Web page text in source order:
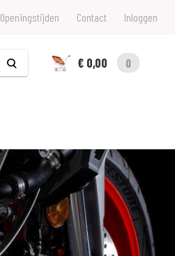
Openingstijden Contact Inloggen
€ 0,00
0